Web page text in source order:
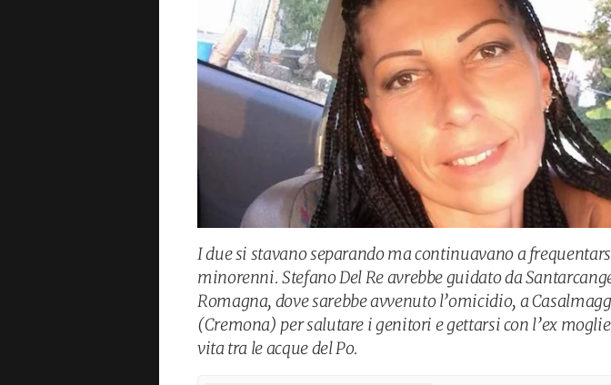
I due si stavano separando ma continuavano a
minorenni. Stefano Del Re avrebbe guidato da
Romagna, dove sarebbe avvenuto l’omicidio, a
(Cremona) per salutare i genitori e gettarsi con l’ex
vita tra le acque del Po.